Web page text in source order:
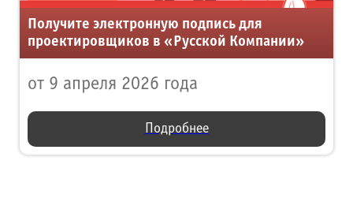
Получите электронную подпись для
проектировщиков в «Русской Компании»
от 9 апреля 2026 года
Подробнее